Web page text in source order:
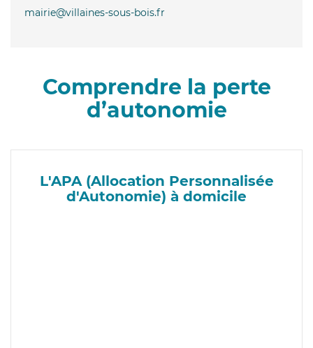
mairie@villaines-sous-bois.fr
Comprendre la perte
d’autonomie
L'APA (Allocation Personnalisée
d'Autonomie) à domicile